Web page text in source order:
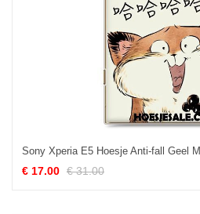
€ 17.00 € 31.00